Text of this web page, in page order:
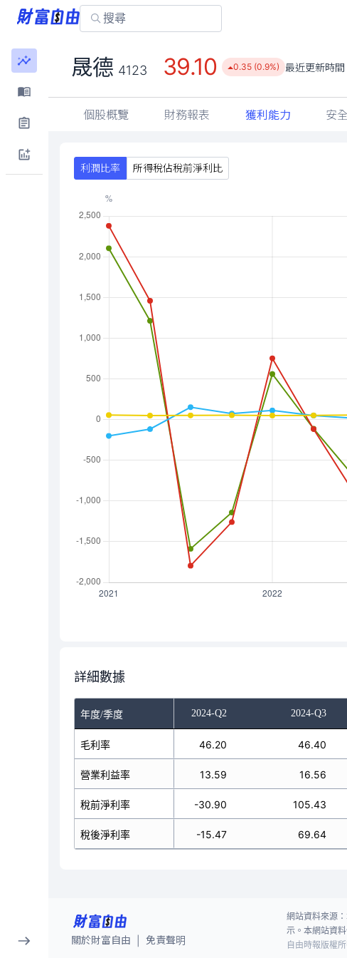
晟德 4123 39.10 0.35 (0.9%) 最近更新時間
個股概覽 財務報表 獲利能力 安
利潤比率 所得稅佔稅前淨利比
詳細數據
年度/季度
2024-Q1 2024-Q2 2024-Q3
毛利率
營業利益率
稅前淨利率
稅後淨利率
45.31 46.20 46.40
11.56 13.59 16.56
-159.74 -30.90 105.43
-151.13 -15.47 69.64
關於財富自由 免責聲明
網站資料來源
示。本網站資
自由時報版權